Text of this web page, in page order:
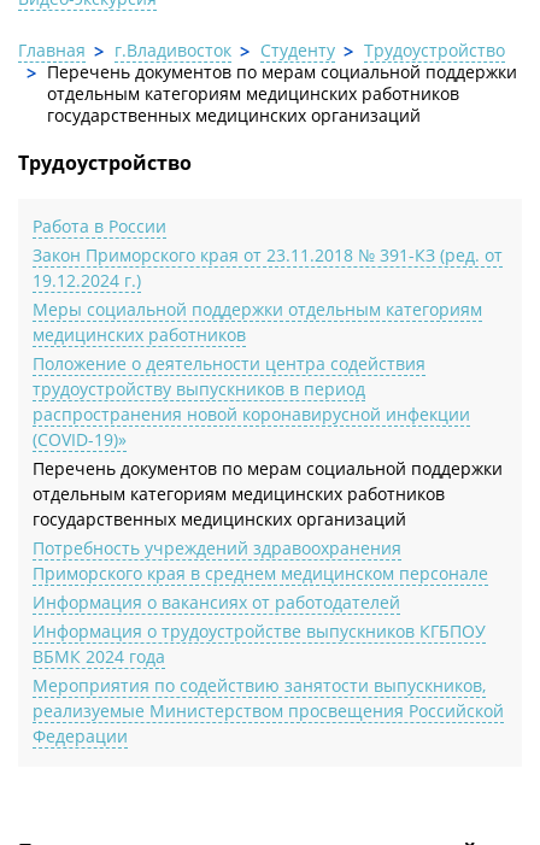
Главная г.Владивосток Студенту
Трудоустройство
Перечень документов по мерам социальной поддержки
отдельным категориям медицинских работников
государственных медицинских организаций
Трудоустройство
Работа в России
Закон Приморского края от 23.11.2018 № 391-КЗ (ред. от
19.12.2024 г.)
Меры социальной поддержки отдельным категориям
медицинских работников
Положение о деятельности центра содействия
трудоустройству выпускников в период
распространения новой коронавирусной инфекции
(COVID-19)»
Перечень документов по мерам социальной поддержки
отдельным категориям медицинских работников
государственных медицинских организаций
Потребность учреждений здравоохранения
Приморского края в среднем медицинском персонале
Информация о вакансиях от работодателей
Информация о трудоустройстве выпускников КГБПОУ
ВБМК 2024 года
Мероприятия по содействию занятости выпускников,
реализуемые Министерством просвещения Российской
Федерации